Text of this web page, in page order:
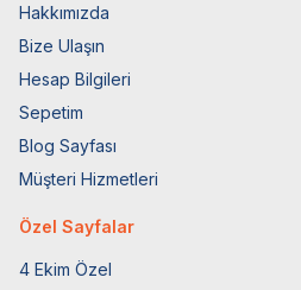
Hakkımızda
Bize Ulaşın
Hesap Bilgileri
Sepetim
Blog Sayfası
Müşteri Hizmetleri
Özel Sayfalar
4 Ekim Özel